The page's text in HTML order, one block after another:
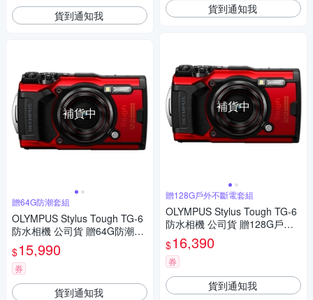
貨到通知我
補貨中
贈64G防潮套組
OLYMPUS Stylus Tough TG-6
防水相機 公司貨 贈64G防潮套
組
$15,990
券
貨到通知我
貨到通知我
補貨中
贈128G戶外不斷電套組
OLYMPUS Stylus Tough TG-6
防水相機 公司貨 贈128G戶外
不斷電套組
$16,390
券
貨到通知我